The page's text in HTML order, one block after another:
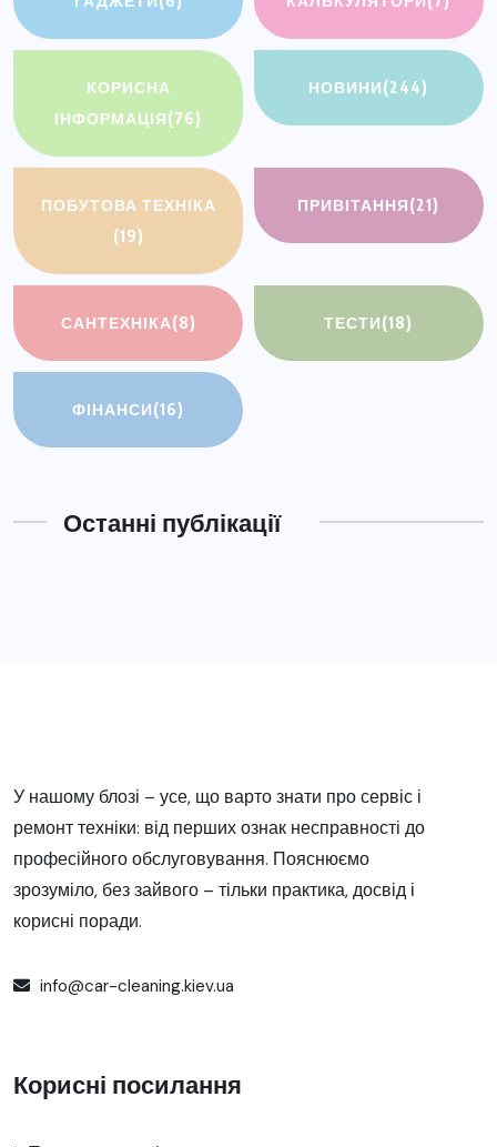
КОРИСНА
ІНФОРМАЦІЯ(76)
НОВИНИ(244)
ПОБУТОВА ТЕХНІКА
(19)
ПРИВІТАННЯ(21)
САНТЕХНІКА(8) ТЕСТИ(18)
ФІНАНСИ(16)
Останні публікації
У нашому блозі – усе, що варто знати про сервіс і
ремонт техніки: від перших ознак несправності до
професійного обслуговування. Пояснюємо
зрозуміло, без зайвого – тільки практика, досвід і
корисні поради.
info@car-cleaning.kiev.ua
Корисні посилання